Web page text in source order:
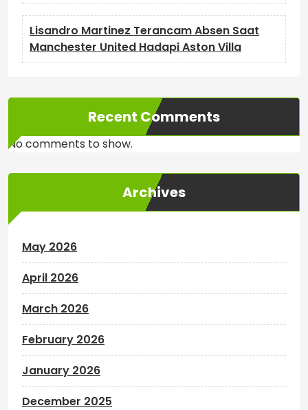
Lisandro Martinez Terancam Absen Saat
Manchester United Hadapi Aston Villa
Recent Comments
No comments to show.
Archives
May 2026
April 2026
March 2026
February 2026
January 2026
December 2025